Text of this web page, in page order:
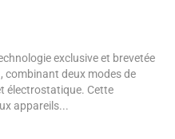
exclusive et brevetée
combinant deux modes de
électrostatique. Cette
appareils...